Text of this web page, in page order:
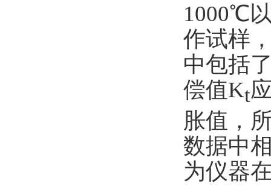
1000℃
作试样
中包括
偿值Kt
胀值，
数据中
为仪器